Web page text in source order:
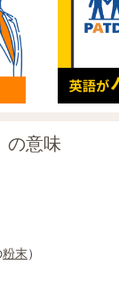
の意味
粉末）